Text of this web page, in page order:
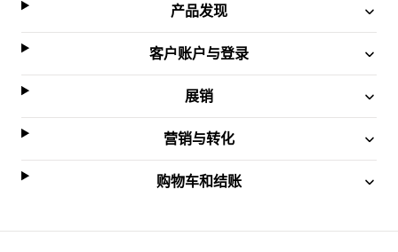
产品发现
客户账户与登录
展销
营销与转化
购物车和结账